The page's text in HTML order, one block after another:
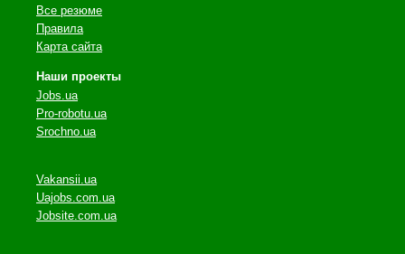
Все резюме
Правила
Карта сайта
Наши проекты
Jobs.ua
Pro-robotu.ua
Srochno.ua
Vakansii.ua
Uajobs.com.ua
Jobsite.com.ua